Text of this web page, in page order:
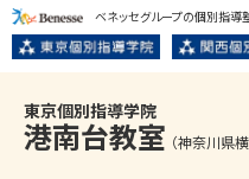
ベネッセグループの個別指導
東京個別指導学院
港南台教室 （神奈川県